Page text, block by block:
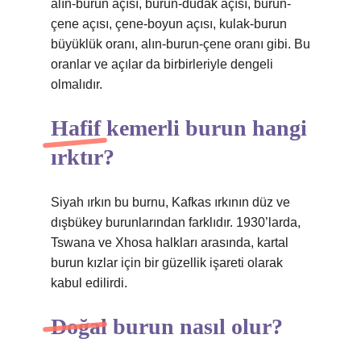
alın-burun açısı, burun-dudak açısı, burun-
çene açısı, çene-boyun açısı, kulak-burun
büyüklük oranı, alın-burun-çene oranı gibi. Bu
oranlar ve açılar da birbirleriyle dengeli
olmalıdır.
Hafif kemerli burun hangi
ırktır?
Siyah ırkın bu burnu, Kafkas ırkının düz ve
dışbükey burunlarından farklıdır. 1930’larda,
Tswana ve Xhosa halkları arasında, kartal
burun kızlar için bir güzellik işareti olarak
kabul edilirdi.
Doğal burun nasıl olur?